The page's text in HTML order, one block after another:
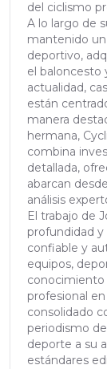
del ciclismo
A lo largo de
mantenido
deportivo,
el baloncesto
actualidad,
están
manera
hermana,
combina
detallada,
abarcan
análisis
El trabajo de
profundidad
confiable y
equipos,
profesional
consolidado
periodismo
deporte a su
estándares